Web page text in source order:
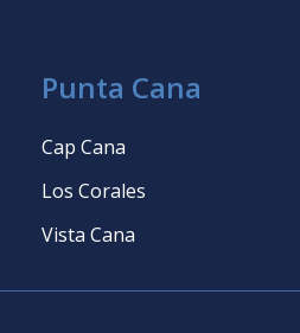
Punta Cana
Cap Cana
Los Corales
Vista Cana